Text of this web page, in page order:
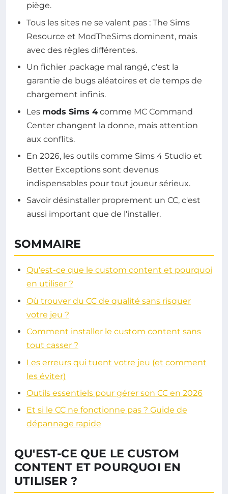
piège.
Tous les sites ne se valent pas : The Sims
Resource et ModTheSims dominent, mais
avec des règles différentes.
Un fichier .package mal rangé, c'est la
garantie de bugs aléatoires et de temps de
chargement infinis.
Les mods Sims 4 comme MC Command
Center changent la donne, mais attention
aux conflits.
En 2026, les outils comme Sims 4 Studio et
Better Exceptions sont devenus
indispensables pour tout joueur sérieux.
Savoir désinstaller proprement un CC, c'est
aussi important que de l'installer.
SOMMAIRE
Qu'est-ce que le custom content et pourquoi
en utiliser ?
Où trouver du CC de qualité sans risquer
votre jeu ?
Comment installer le custom content sans
tout casser ?
Les erreurs qui tuent votre jeu (et comment
les éviter)
Outils essentiels pour gérer son CC en 2026
Et si le CC ne fonctionne pas ? Guide de
dépannage rapide
QU'EST-CE QUE LE CUSTOM
CONTENT ET POURQUOI EN
UTILISER ?